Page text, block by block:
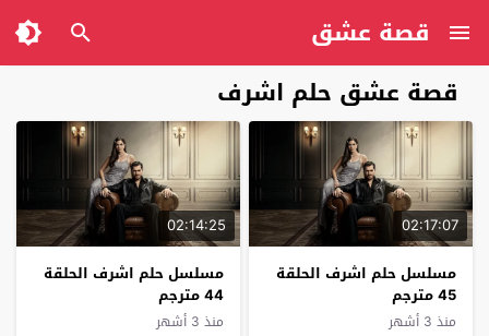
قصة عشق
قصة عشق حلم اشرف
02:17:07
مسلسل حلم اشرف الحلقة
45 مترجم
منذ 3 أشهر
02:14:25
مسلسل حلم اشرف الحلقة
44 مترجم
منذ 3 أشهر